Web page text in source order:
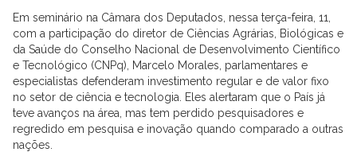
Em seminário na Câmara dos Deputados, nessa terça-feira, 11,
com a participação do diretor de Ciências Agrárias, Biológicas e
da Saúde do Conselho Nacional de Desenvolvimento Científico
e Tecnológico (CNPq), Marcelo Morales, parlamentares e
especialistas defenderam investimento regular e de valor fixo
no setor de ciência e tecnologia. Eles alertaram que o País já
teve avanços na área, mas tem perdido pesquisadores e
regredido em pesquisa e inovação quando comparado a outras
nações.